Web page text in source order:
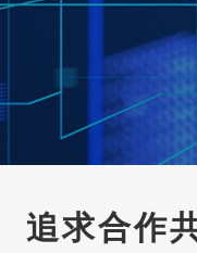
追求合作